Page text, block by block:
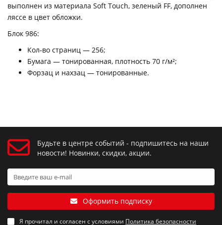
выполнен из материала Soft Touch, зеленый FF, дополнен
ляссе в цвет обложки.
Блок 986:
Кол-во страниц — 256;
Бумага — тонированная, плотность 70 г/м²;
Форзац и нахзац — тонированные.
Будьте в центре событий - подпишитесь на наши
новости! Новинки, скидки, акции.
Оформить подписку
Я прочитал и согласен с условиями Политика безопасности